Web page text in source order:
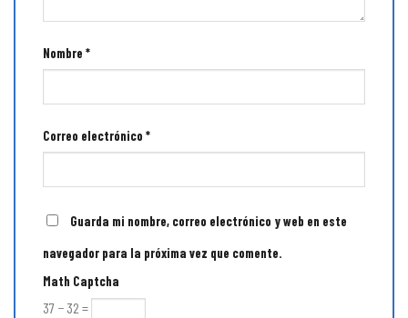
Nombre *
Correo electrónico *
Guarda mi nombre, correo electrónico y web en este
navegador para la próxima vez que comente.
Math Captcha
37 − 32 =